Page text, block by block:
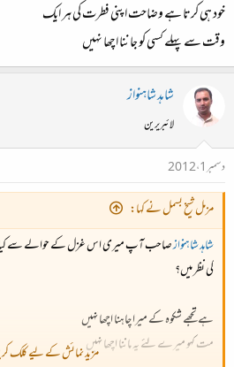
خود ہی کرتا ہے وضاحت اپنی فطرت کی ہر ایک
وقت سے پہلے کسی کو جاننا اچھا نہیں
شاہد شاہنواز
لائبریرین
دسمبر 1، 2012
مزمل شیخ بسمل نے کہا:
شاہد شاہنوازصاحب آپ میری اس غزل کے حوالے سے کیا
کی نظر میں؟
ہے تجھے شکوہ کے میرا چاہنا اچھا نہیں
مت کہو میرے لئے یہ ماننا اچھا نہیںمزید نمائش کے لیے کلک